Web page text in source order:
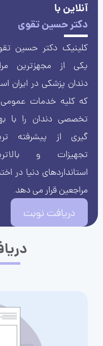
آنلاین با
دکتر حسین تقوی
کلینیک دکتر حسین
یکی از مجهزترین
دندان پزشکی در ایران
که کلیه خدمات
تخصصی دندان را با
گیری از پیشرفته
تجهیزات و
استانداردهای دنیا در
مراجعین قرار می دهد.
دریافت نوبت